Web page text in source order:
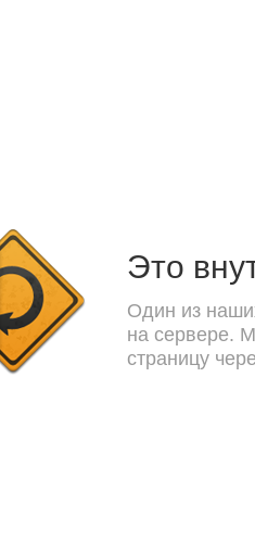
Это
Один из
на сервере.
страницу